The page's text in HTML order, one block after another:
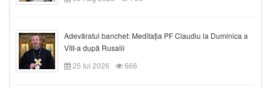
Adevăratul banchet: Meditația PF Claudiu la Duminica a
VIII-a după Rusalii
25 Iul 2026
666